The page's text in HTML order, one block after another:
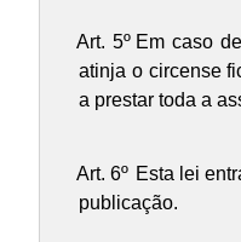
Art. 5ºEm caso
atinja o circense
a prestar toda a
Art. 6ºEsta lei
publicação.